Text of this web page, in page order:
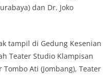
dan Dr. Joko
tampil di Gedung Kesenian
Teater Studio Klampisan
Ati (Jombang), Teater